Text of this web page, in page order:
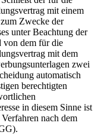
mit einem
Zwecke der
unter Beachtung der
von dem für die
mit dem
zwei
automatisch
berechtigten
in diesem Sinne ist
nach dem